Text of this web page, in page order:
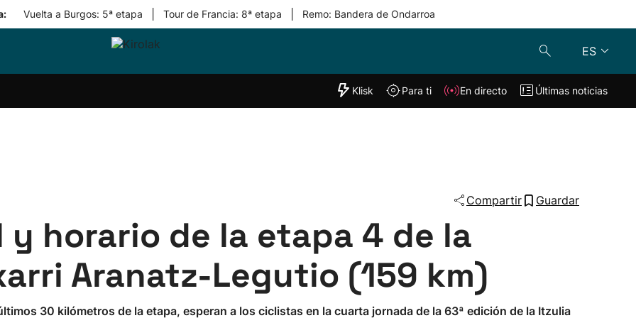
Vuelta a Burgos: 5ª etapa Tour de Francia: 8ª etapa Remo: Bandera de Ondarroa
ES
Equipos
"Helmuga"
Klisk En directo
Klisk Para ti En directo Últimas noticias
Compartir Guardar
horario de la etapa 4 de la
Aranatz-Legutio (159 km)
30 kilómetros de la etapa, esperan a los ciclistas en la cuarta jornada de la 63ª edición de la Itzulia